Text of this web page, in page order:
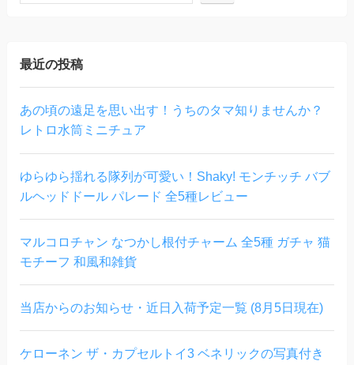
最近の投稿
あの頃の遠足を思い出す！うちのタマ知りませんか？
レトロ水筒ミニチュア
ゆらゆら揺れる隊列が可愛い！Shaky! モンチッチ バブ
ルヘッドドール パレード 全5種レビュー
マルコロチャン なつかし根付チャーム 全5種 ガチャ 猫
モチーフ 和風和雑貨
当店からのお知らせ・近日入荷予定一覧 (8月5日現在)
ケローネン ザ・カプセルトイ3 ベネリックの写真付き